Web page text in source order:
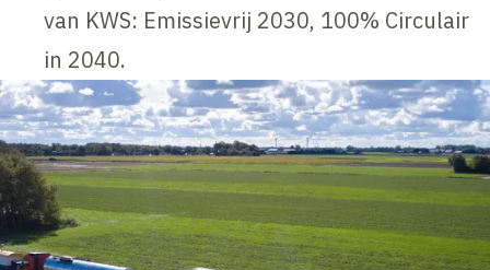
van KWS: Emissievrij 2030, 100% Circulair
in 2040.